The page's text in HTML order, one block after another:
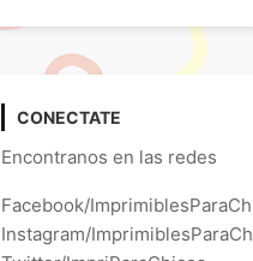
CONECTATE
Encontranos en las redes
Facebook/
Instagram/